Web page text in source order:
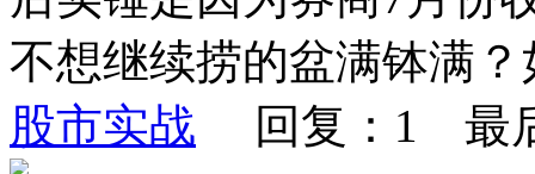
不想继续捞的盆满钵满
股市实战 回复：1 最